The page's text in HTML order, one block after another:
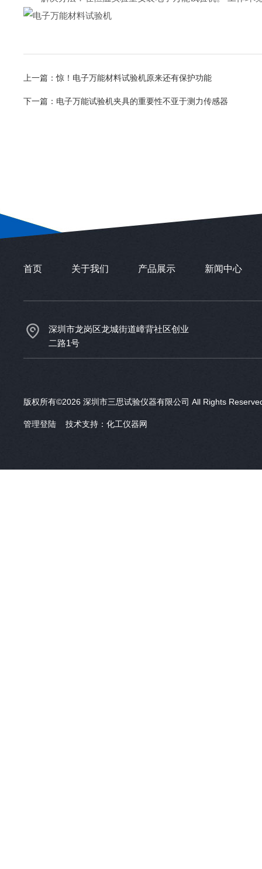
上一篇：惊！电子万能材料试验机原来还有保护功能
下一篇： 电子万能试验机夹具的重要性不亚于测力传感器
首页 关于我们 产品展示 新闻中心
深圳市龙岗区龙城街道嶂背社区创业
二路1号
版权所有©2026 深圳市三思试验仪器有限公司 All Rights
管理登陆 技术支持： 化工仪器网